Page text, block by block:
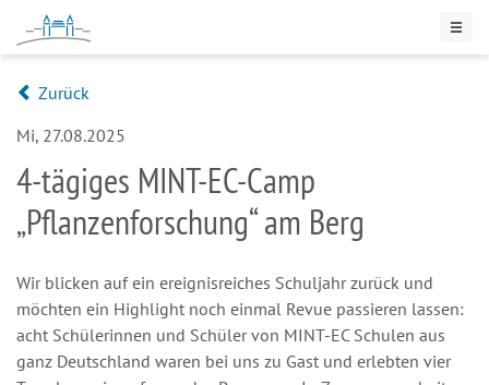
Zurück
Mi, 27.08.2025
4-tägiges MINT-EC-Camp
„Pflanzenforschung“ am Berg
Wir blicken auf ein ereignisreiches Schuljahr zurück und
möchten ein Highlight noch einmal Revue passieren lassen:
acht Schülerinnen und Schüler von MINT-EC Schulen aus
ganz Deutschland waren bei uns zu Gast und erlebten vier